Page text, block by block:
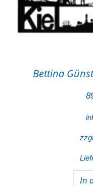
Bettina
In